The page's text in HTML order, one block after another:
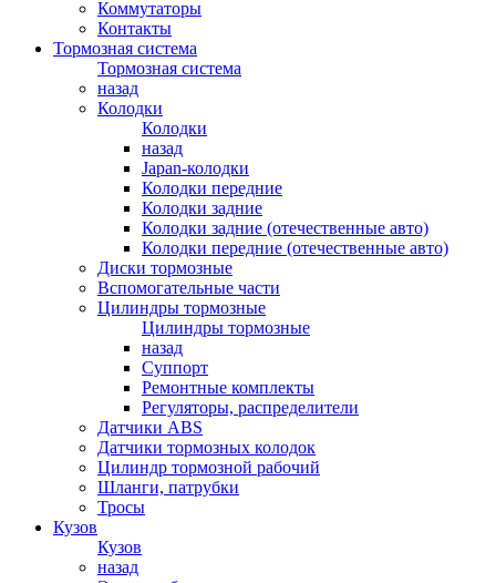
Коммутаторы
Контакты
Тормозная система
Тормозная система
назад
Колодки
Колодки
назад
Japan-колодки
Колодки передние
Колодки задние
Колодки задние (отечественные авто)
Колодки передние (отечественные авто)
Диски тормозные
Вспомогательные части
Цилиндры тормозные
Цилиндры тормозные
назад
Суппорт
Ремонтные комплекты
Регуляторы, распределители
Датчики ABS
Датчики тормозных колодок
Цилиндр тормозной рабочий
Шланги, патрубки
Тросы
Кузов
Кузов
назад